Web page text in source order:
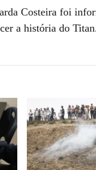
Costeira foi
a história do